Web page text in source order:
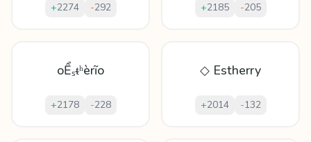
+2274 -292 +2185 -205
oỂₛᵵʰèrĩo
+2178 -228
◇ Estherry
+2014 -132